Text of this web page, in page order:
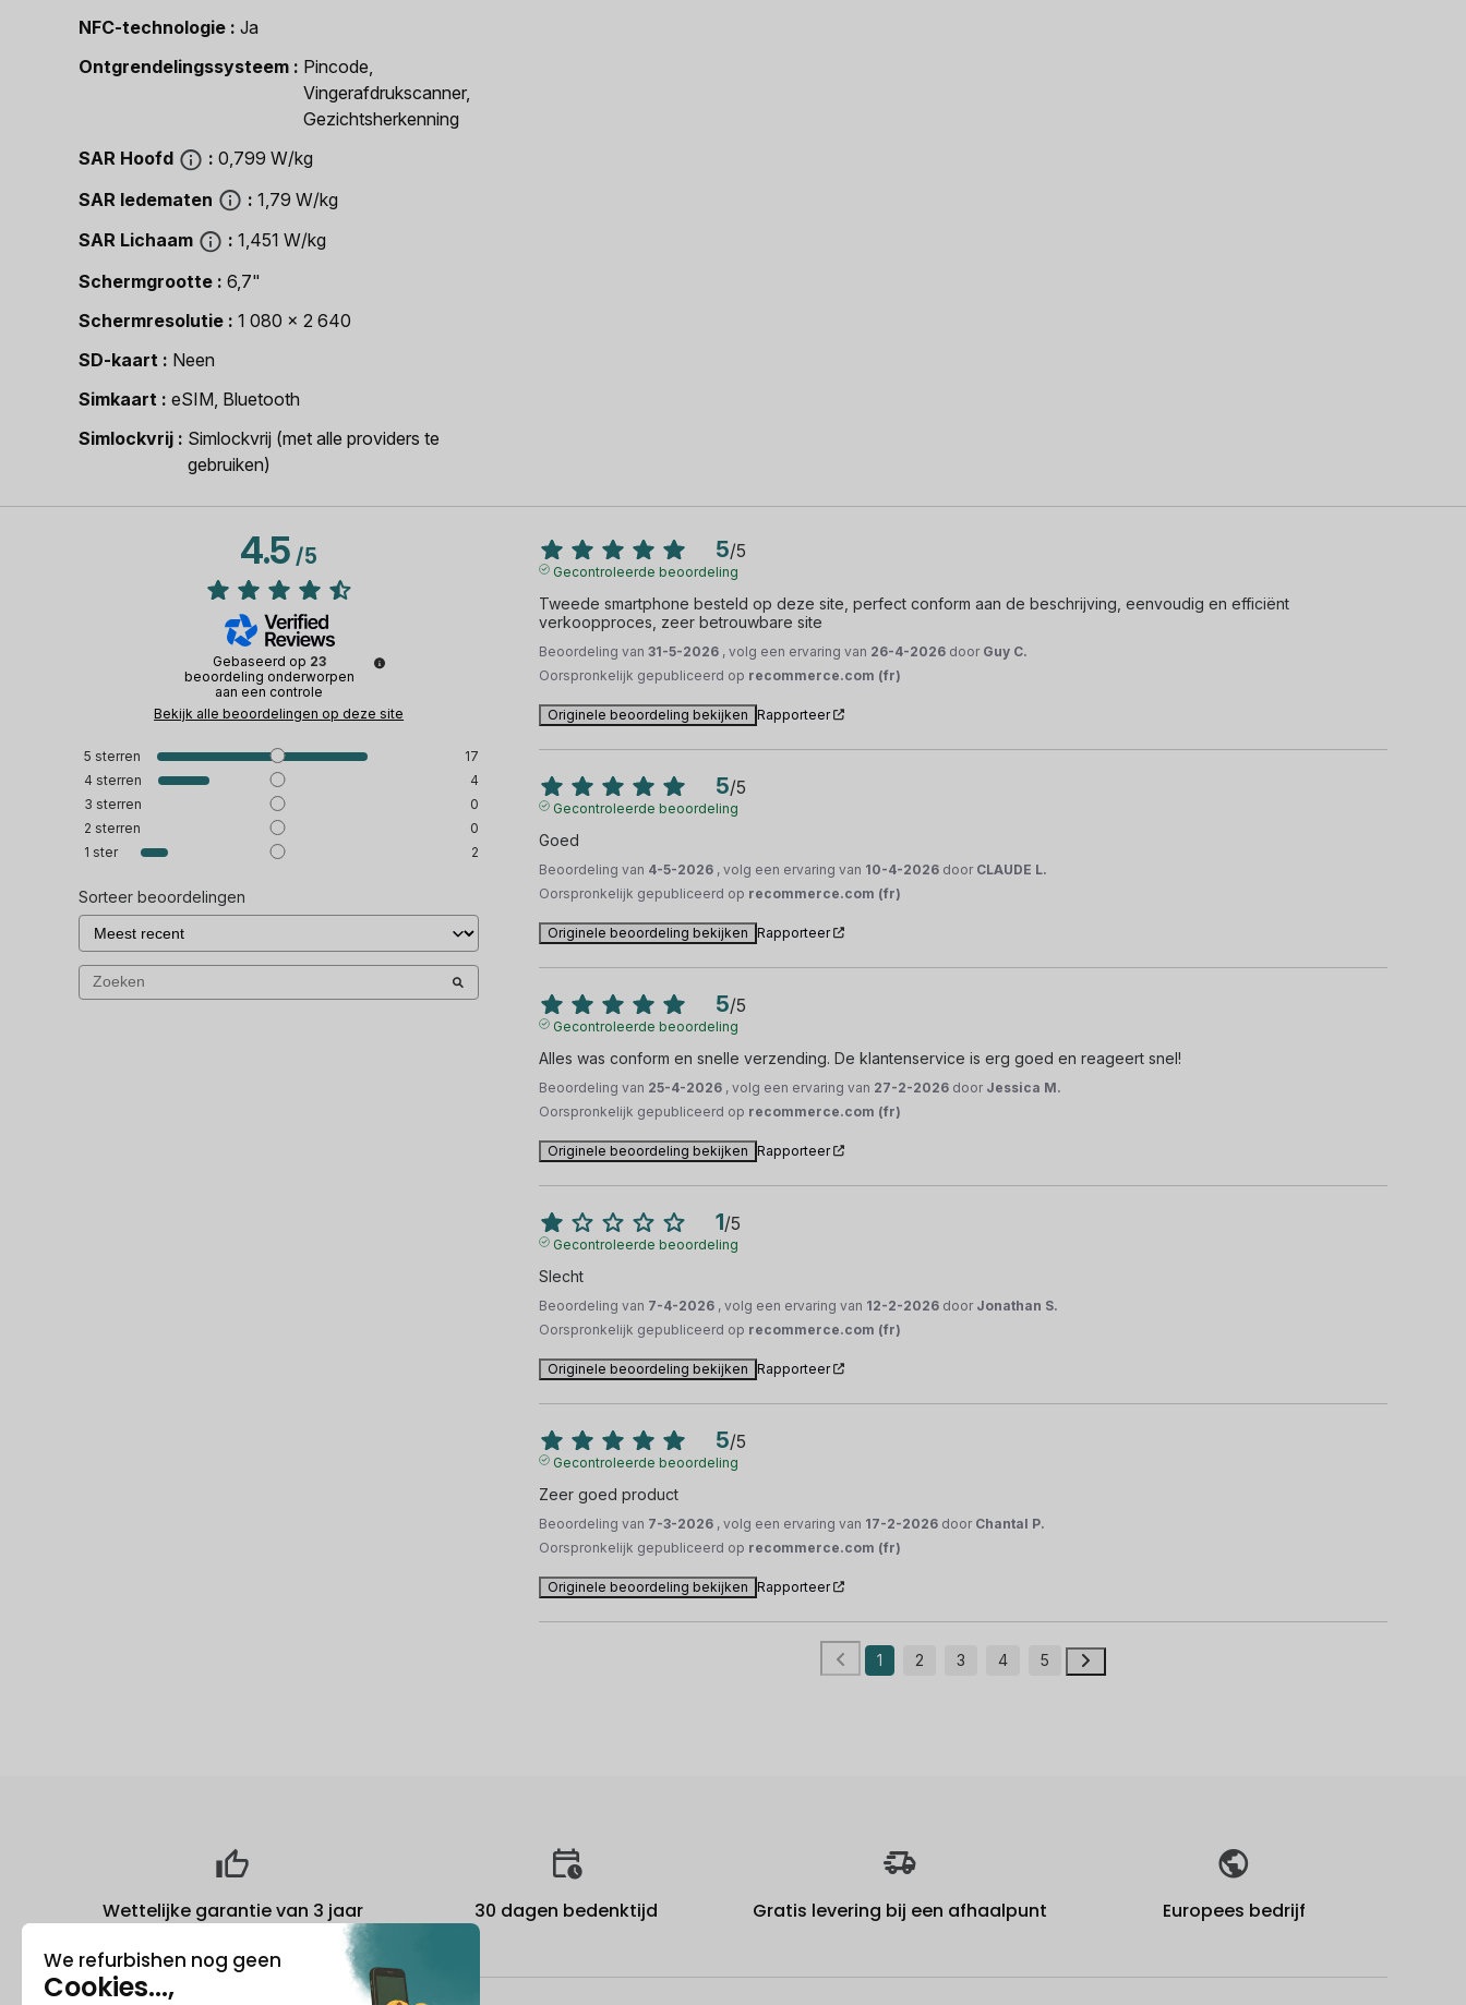
NFC-technologie
Ja
Ontgrendelingssysteem
Pincode,
Vingerafdrukscanner,
Gezichtsherkenning
SAR Hoofd
0,799 W/kg
SAR ledematen
1,79 W/kg
SAR Lichaam
1,451 W/kg
Schermgrootte
6,7"
Schermresolutie
1 080 x 2 640
SD-kaart
Neen
Simkaart
eSIM, Bluetooth
Simlockvrij
Simlockvrij (met alle providers te
gebruiken)
4.5/5
Gebaseerd op 23
beoordeling onderworpen
aan een controle
Bekijk alle beoordelingen op deze site
5 sterren
17
4 sterren
4
3 sterren
0
2 sterren
0
1 ster 2
Sorteer beoordelingen
5/5
Gecontroleerde beoordeling
Tweede smartphone besteld op deze site, perfect conform aan de beschrijving, eenvoudig en efficiënt
verkoopproces, zeer betrouwbare site
Beoordeling van31-5-2026 , volg een ervaring van 26-4-2026 door Guy C.
Oorspronkelijk gepubliceerd op recommerce.com (fr)
Originele beoordeling bekijken Rapporteer
5/5
Gecontroleerde beoordeling
Goed
Beoordeling van 4-5-2026 , volg een ervaring van 10-4-2026 door CLAUDE L.
Oorspronkelijk gepubliceerd op recommerce.com (fr)
Originele beoordeling bekijken Rapporteer
5/5
Gecontroleerde beoordeling
Alles was conform en snelle verzending. De klantenservice is erg goed en reageert snel!
Beoordeling van 25-4-2026 , volg een ervaring van 27-2-2026 door Jessica M.
Oorspronkelijk gepubliceerd op recommerce.com (fr)
Originele beoordeling bekijken Rapporteer
1/5
Gecontroleerde beoordeling
Slecht
Beoordeling van 7-4-2026 , volg een ervaring van 12-2-2026 door Jonathan S.
Oorspronkelijk gepubliceerd op recommerce.com (fr)
Originele beoordeling bekijken Rapporteer
5/5
Gecontroleerde beoordeling
Zeer goed product
Beoordeling van 7-3-2026 , volg een ervaring van 17-2-2026 door Chantal P.
Oorspronkelijk gepubliceerd op recommerce.com (fr)
Originele beoordeling bekijken Rapporteer
1 2 3 4 5
Wettelijke garantie van 3 jaar 30 dagen bedenktijd Gratis levering bij een afhaalpunt Europees bedrijf